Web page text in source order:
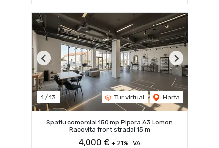
1 / 13 Tur virtual Harta
Previous Next
Spatiu comercial 150 mp Pipera A3 Lemon
Racovita front stradal 15 m
4,000 € + 21% TVA